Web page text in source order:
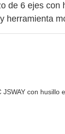
de 6 ejes con
herramienta